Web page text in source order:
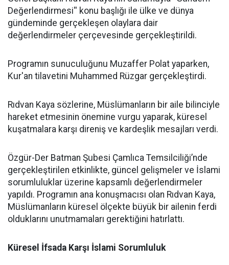
Değerlendirmesi'' konu başlığı ile ülke ve dünya
gündeminde gerçekleşen olaylara dair
değerlendirmeler çerçevesinde gerçekleştirildi.
Programın sunuculuğunu Muzaffer Polat yaparken,
Kur'an tilavetini Muhammed Rüzgar gerçekleştirdi.
Rıdvan Kaya sözlerine, Müslümanların bir aile bilinciyle
hareket etmesinin önemine vurgu yaparak, küresel
kuşatmalara karşı direniş ve kardeşlik mesajları verdi.
Özgür-Der Batman Şubesi Çamlıca Temsilciliği’nde
gerçekleştirilen etkinlikte, güncel gelişmeler ve İslami
sorumluluklar üzerine kapsamlı değerlendirmeler
yapıldı. Programın ana konuşmacısı olan Rıdvan Kaya,
Müslümanların küresel ölçekte büyük bir ailenin ferdi
olduklarını unutmamaları gerektiğini hatırlattı.
Küresel İfsada Karşı İslami Sorumluluk